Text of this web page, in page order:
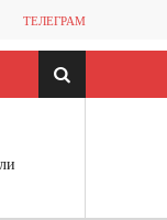
ТЕЛЕГРАМ